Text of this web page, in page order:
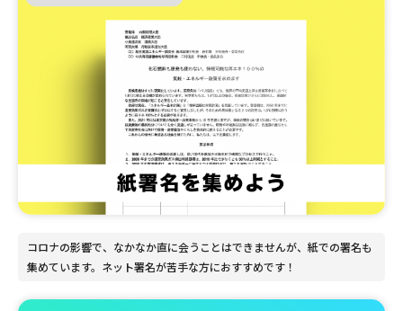
コロナの影響で、なかなか直に会うことはできませんが、紙での署名も
集めています。ネット署名が苦手な方におすすめです！